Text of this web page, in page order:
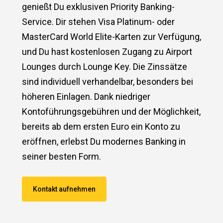
genießt Du exklusiven Priority Banking-
Service. Dir stehen Visa Platinum- oder
MasterCard World Elite-Karten zur Verfügung,
und Du hast kostenlosen Zugang zu Airport
Lounges durch Lounge Key. Die Zinssätze
sind individuell verhandelbar, besonders bei
höheren Einlagen. Dank niedriger
Kontoführungsgebühren und der Möglichkeit,
bereits ab dem ersten Euro ein Konto zu
eröffnen, erlebst Du modernes Banking in
seiner besten Form.
Kontakt aufnehmen